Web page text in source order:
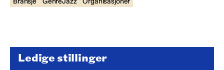
Ledige stillinger